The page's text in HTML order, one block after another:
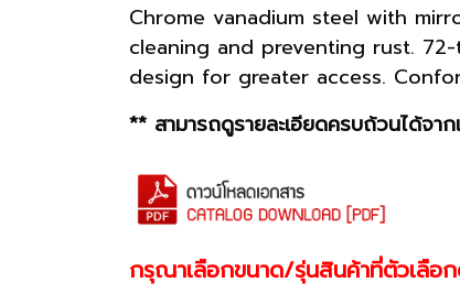
Chrome vanadium steel with
cleaning and preventing rust.
design for greater access.
** สามารถดูรายละเอียดครบถ้วนได้จ
กรุณาเลือกขนาด/รุ่นสินค้าที่ตัวเลือ